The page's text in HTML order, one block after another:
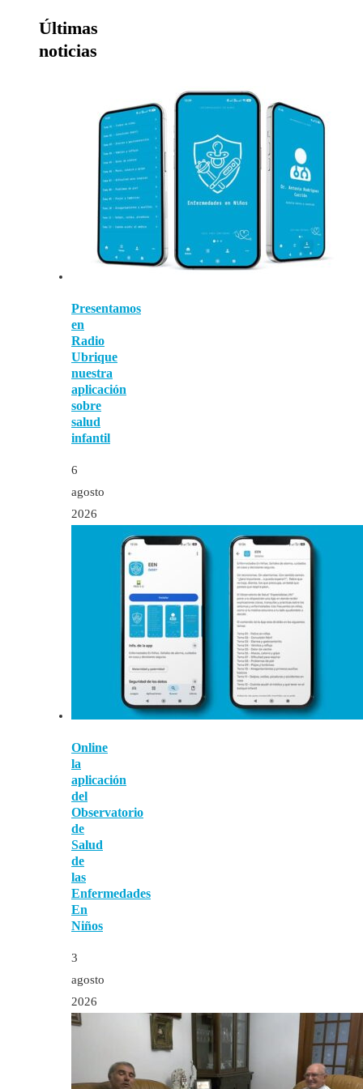
Últimas
noticias
Presentamos
en
Radio
Ubrique
nuestra
aplicación
sobre
salud
infantil
6
agosto
2026
Online
la
aplicación
del
Observatorio
de
Salud
de
las
Enfermedades
En
Niños
3
agosto
2026